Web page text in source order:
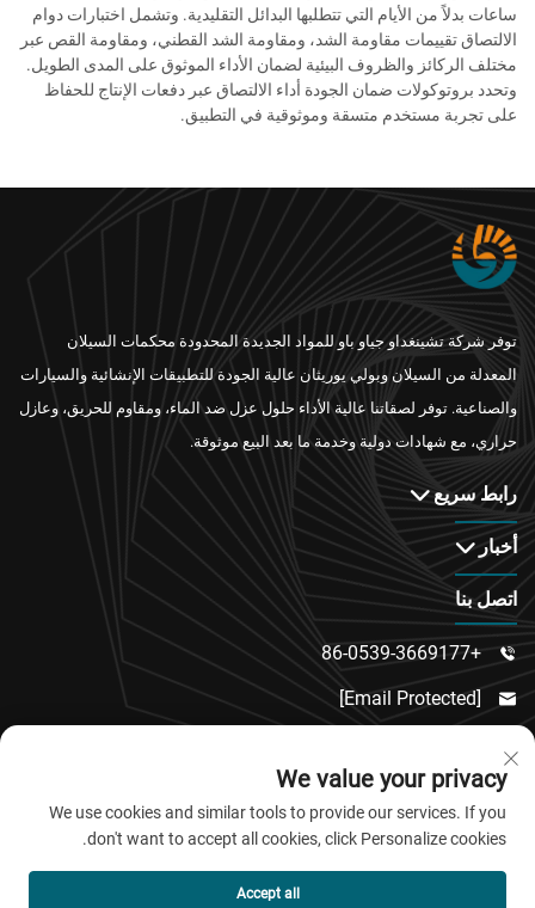
ساعات بدلاً من الأيام التي تتطلبها البدائل التقليدية. وتشمل اختبارات دوام
الالتصاق تقييمات مقاومة الشد، ومقاومة الشد القطني، ومقاومة القص عبر
مختلف الركائز والظروف البيئية لضمان الأداء الموثوق على المدى الطويل.
وتحدد بروتوكولات ضمان الجودة أداء الالتصاق عبر دفعات الإنتاج للحفاظ
على تجربة مستخدم متسقة وموثوقية في التطبيق.
توفر شركة تشينغداو جياو باو للمواد الجديدة المحدودة محكمات السيلان
المعدلة من السيلان وبولي يوريثان عالية الجودة للتطبيقات الإنشائية والسيارات
والصناعية. توفر لصقاتنا عالية الأداء حلول عزل ضد الماء، ومقاوم للحريق، وعازل
حراري، مع شهادات دولية وخدمة ما بعد البيع موثوقة.
رابط سريع
أخبار
اتصل بنا

+86-0539-3669177

[email Protected]

مقاطعة لينكو، مدينة وييفانغ، مقاطعة شاندونغ
حقوق النشر © 2026 شركة تشينغداو جياو باو للمواد الجديدة
We value your privacy
We use cookies and similar tools to provide our services. If you
don't want to accept all cookies, click Personalize cookies.
Accept all